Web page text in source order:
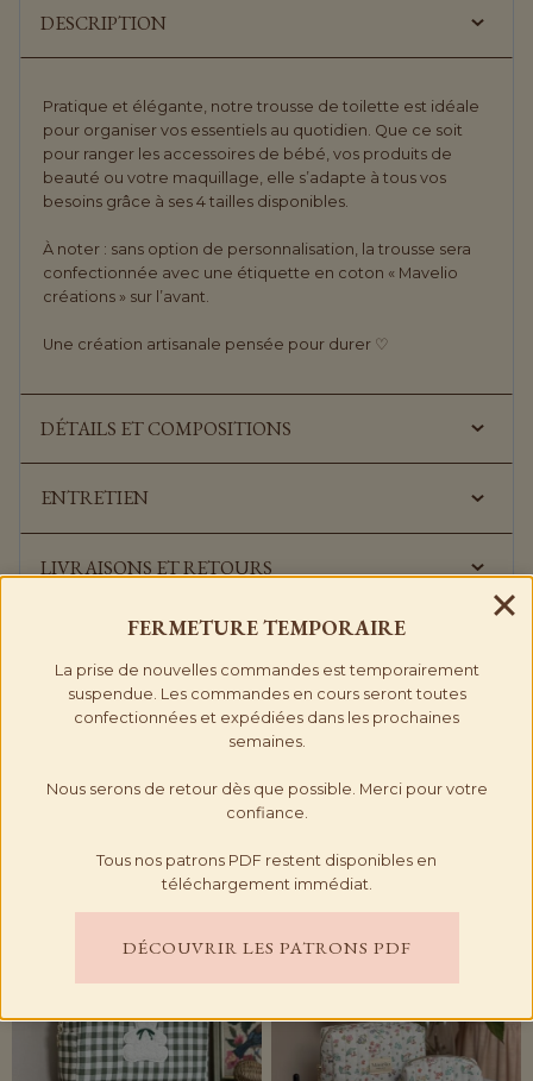
DESCRIPTION
Pratique et élégante, notre trousse de toilette est idéale
pour organiser vos essentiels au quotidien. Que ce soit
pour ranger les accessoires de bébé, vos produits de
beauté ou votre maquillage, elle s’adapte à tous vos
besoins grâce à ses 4 tailles disponibles.
À noter : sans option de personnalisation, la trousse sera
confectionnée avec une étiquette en coton « Mavelio
créations » sur l’avant.
Une création artisanale pensée pour durer ♡
DÉTAILS ET COMPOSITIONS
ENTRETIEN
LIVRAISONS ET RETOURS
PRODUITS SIMILAIRES
FERMETURETEMPORAIRE
La prise de nouvelles commandes est temporairement
suspendue. Les commandes en cours seront toutes
confectionnées et expédiées dans les prochaines
semaines.
Nous serons de retour dès que possible. Merci pour votre
confiance.
Tous nos patrons PDF restent disponibles en
téléchargement immédiat.
DÉCOUVRIR LES PATRONS PDF